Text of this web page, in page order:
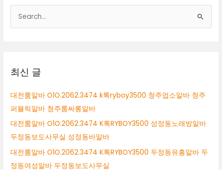
색
최신 글
대전룸알바 O1O.2062.3474 k톡ryboy3500 청주업소알바 청주
퍼블릭알바 청주룸싸롱알바
대전룸알바 O1O.2062.3474 K톡RYBOY3500 성정동노래방알바
두정동보도사무실 성정동바알바
대전룸알바 O1O.2062.3474 K톡RYBOY3500 두정동유흥알바 두
정동여성알바 두정동보도사무실